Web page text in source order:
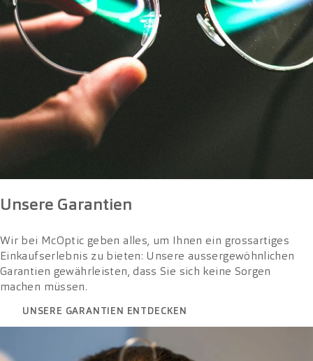
Unsere Garantien
Wir bei McOptic geben alles, um Ihnen ein grossartiges
Einkaufserlebnis zu bieten: Unsere aussergewöhnlichen
Garantien gewährleisten, dass Sie sich keine Sorgen
machen müssen.
UNSERE GARANTIEN ENTDECKEN